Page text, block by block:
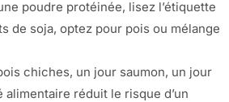
poudre protéinée, lisez l’étiquette
de soja, optez pour pois ou mélange
chiches, un jour saumon, un jour
réduit le risque d’un